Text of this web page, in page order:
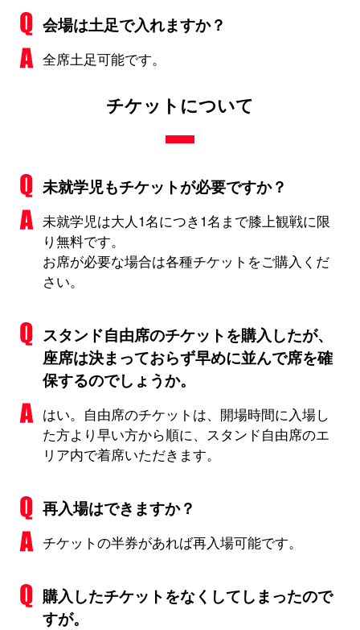
会場は土足で入れますか？
全席土足可能です。
チケットについて
未就学児もチケットが必要ですか？
未就学児は大人1名につき1名まで膝上観戦に限
り無料です。
お席が必要な場合は各種チケットをご購入くだ
さい。
スタンド自由席のチケットを購入したが、
座席は決まっておらず早めに並んで席を確
保するのでしょうか。
はい。自由席のチケットは、開場時間に入場し
た方より早い方から順に、スタンド自由席のエ
リア内で着席いただきます。
再入場はできますか？
チケットの半券があれば再入場可能です。
購入したチケットをなくしてしまったので
すが。